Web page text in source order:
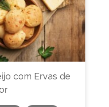
com Ervas de